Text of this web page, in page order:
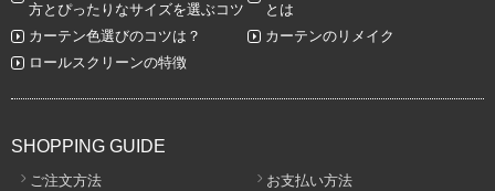
方とぴったりなサイズを選ぶコツ
とは
カーテン色選びのコツは？
カーテンのリメイク
ロールスクリーンの特徴
SHOPPING GUIDE
ご注文方法 お支払い方法